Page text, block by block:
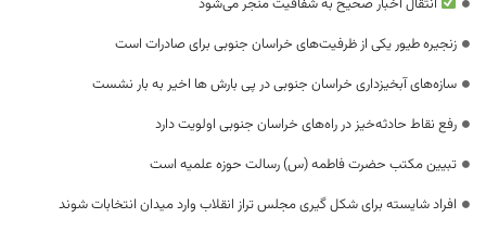
انتقال اخبار صحیح به شفافیت منجر می‌شود
زنجیره طیور یکی از ظرفیت‌های خراسان جنوبی برای صادرات است
سازه‌های آبخیزداری خراسان جنوبی در پی بارش ها اخیر به بار نشست
رفع نقاط حادثه‌خیز در راه‌های خراسان جنوبی اولویت دارد
تبیین مکتب حضرت فاطمه (س) رسالت حوزه علمیه است
افراد شایسته برای شکل گیری مجلس تراز انقلاب وارد میدان انتخابات شوند